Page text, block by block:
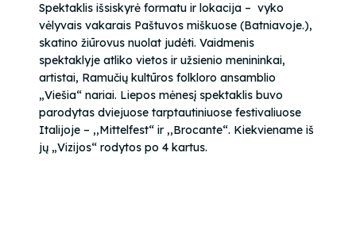
Spektaklis išsiskyrė formatu ir lokacija – vyko
vėlyvais vakarais Paštuvos miškuose(Batniavoje.),
skatino žiūrovus nuolat judėti. Vaidmenis
spektaklyje atliko vietos ir užsienio menininkai,
artistai, Ramučių kultūros folkloro ansamblio
„Viešia“ nariai. Liepos mėnesį spektaklis buvo
parodytas dviejuose tarptautiniuose festivaliuose
Italijoje – ,,Mittelfest“ ir ,,Brocante“. Kiekviename iš
jų „Vizijos“ rodytos po 4 kartus.